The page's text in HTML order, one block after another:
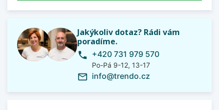
Jakýkoliv dotaz? Rádi vám
poradíme.
phone +420 731 979 570
Po-Pá 9-12, 13-17
mail_outline info@trendo.cz